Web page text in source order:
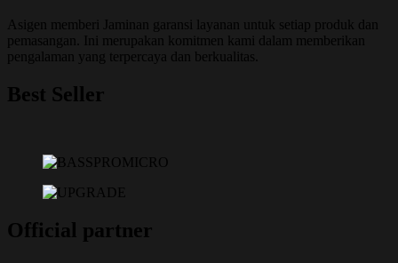
Asigen memberi Jaminan garansi layanan untuk setiap produk dan
pemasangan. Ini merupakan komitmen kami dalam memberikan
pengalaman yang terpercaya dan berkualitas.
Best Seller
Official partner